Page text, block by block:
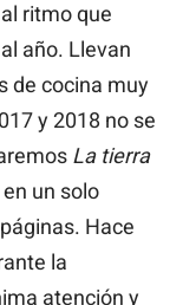
ritmo que
año. Llevan
de cocina muy
y 2018 no se
La tierra
un solo
Hace
la
atención y